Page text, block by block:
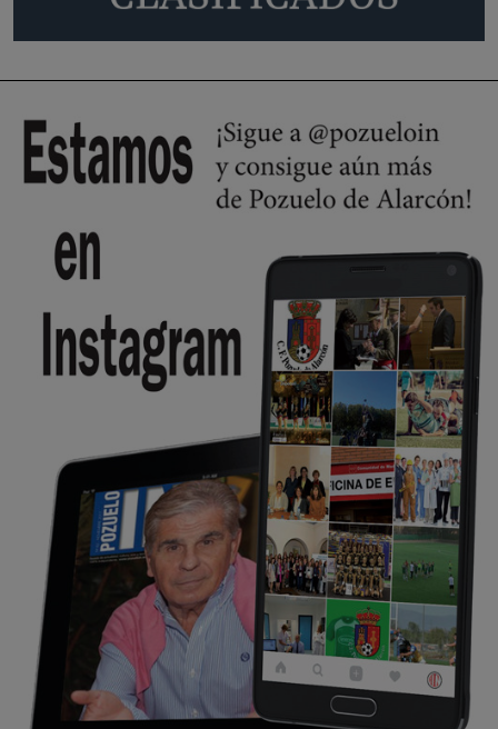
Policía o en la politica
Pozuelo de Alarcón
🔴 EXCLUSIVA | El comisario de la …
Pozuelo de Alarcón
🔴 EXCLUSIVA | El comisario de la …